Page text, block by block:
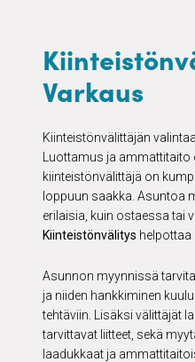
Varkaus
Kiinteistönvälittäjän
Luottamus ja ammattitaito
kiinteistönvälittäjä on
loppuun saakka. Asuntoa
erilaisia, kuin ostaessa tai
Kiinteistönvälitys helpottaa
Asunnon myynnissä
ja niiden hankkiminen
tehtäviin. Lisäksi välittäjät
tarvittavat liitteet, sekä
laadukkaat ja